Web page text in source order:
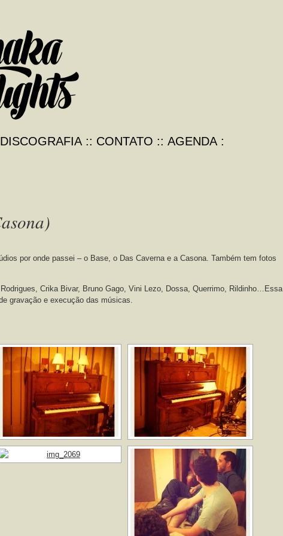
DISCOGRAFIA CONTATO AGENDA
por onde passei – o Base, o Das Caverna e a Casona. Também tem fotos
Crika Bivar, Bruno Gago, Vini Lezo, Dossa, Querrimo, Rildinho…Essa
gravação e execução das músicas.